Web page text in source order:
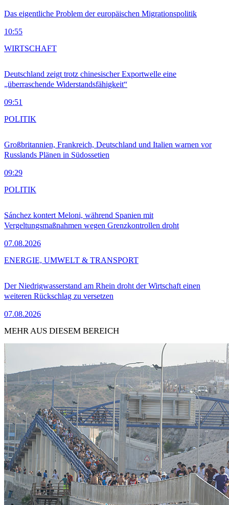
Das eigentliche Problem der europäischen Migrationspolitik
10:55
Deutschland zeigt trotz chinesischer Exportwelle eine
„überraschende Widerstandsfähigkeit“
09:51
WIRTSCHAFT
Großbritannien, Frankreich, Deutschland und Italien warnen vor
Russlands Plänen in Südossetien
09:29
POLITIK
Sánchez kontert Meloni, während Spanien mit
Vergeltungsmaßnahmen wegen Grenzkontrollen droht
07.08.2026
POLITIK
Der Niedrigwasserstand am Rhein droht der Wirtschaft einen
weiteren Rückschlag zu versetzen
07.08.2026
ENERGIE, UMWELT & TRANSPORT
MEHR AUS DIESEM BEREICH